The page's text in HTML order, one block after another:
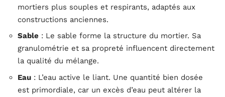
mortiers plus souples et respirants, adaptés aux
constructions anciennes.
Sable : Le sable forme la structure du mortier. Sa
granulométrie et sa propreté influencent directement
la qualité du mélange.
Eau : L’eau active le liant. Une quantité bien dosée
est primordiale, car un excès d’eau peut altérer la